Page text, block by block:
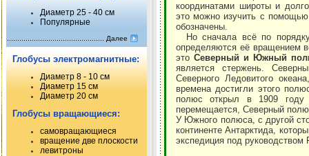
Диаметр 25 - 40 см
Популярные
Далее
Глобусы электромагнитные:
Диаметр 8 - 10 см
Диаметр 15 см
Диаметр 20 см
Глобусы вращающиеся:
самовращающиеся
вращение две плоскости
левитроны
координатами широты и
это можно изучить с помощью
обозначены.
Но сначала всё по
определяются её вращением
это Северный и Южный
является стержень.
Северного Ледовитого
времена достигли этого
полюс открыл в 1909 году
перемещается, Северный
У Южного полюса, с другой
континенте Антарктида,
экспедиция под